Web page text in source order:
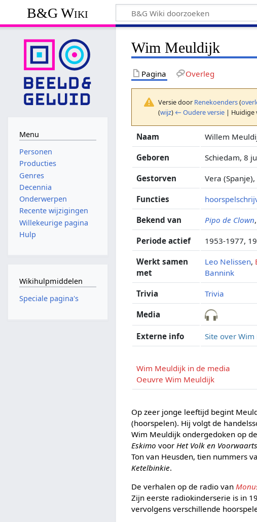
B&G Wiki
Wim Meuldijk
Pagina Overleg
Versie door Renekoenders(
(wijz) ← Oudere versie | Huidige
Naam Willem
Geboren Schiedam, 8
Gestorven Vera
Functies
Bekend van Pipo de Clown,
Periode actief 1953-1977,
Werkt samen
met
Leo Nelissen,
Bannink
Trivia Trivia
Media
Externe info Site over
Wim Meuldijk in de media
Oeuvre Wim Meuldijk
Op zeer jonge leeftijd begint
(hoorspelen). Hij volgt de
Wim Meuldijk ondergedoken op
Eskimo voor Het Volk en Voorwaarts
Ton van Heusden, tien nummers
Ketelbinkie.
De verhalen op de radio van
Zijn eerste radiokinderserie is in
vervolgens verschillende
Menu
Personen
Producties
Genres
Decennia
Onderwerpen
Recente wijzigingen
Willekeurige pagina
Hulp
Wikihulpmiddelen
Speciale pagina's